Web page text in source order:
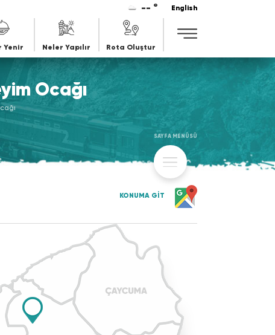
-- ° English
Yenir Neler Yapılır Rota Oluştur
Ocağı
SAYFA MENÜSÜ
KONUMA GİT